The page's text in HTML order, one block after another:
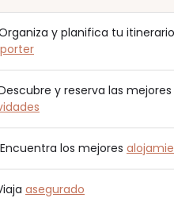
y planifica tu
y reserva las mejores
Encuentra los mejores
asegurado